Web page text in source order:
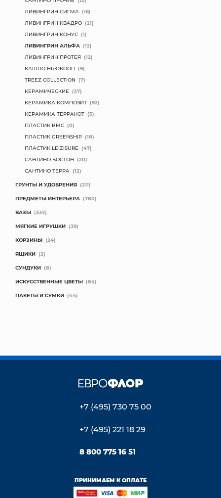
ЛИВИНГРИН СИГМА (16)
ЛИВИНГРИН КВАДРО (21)
ЛИВИНГРИН КОНУС (1)
ЛИВИНГРИН АЛЬФА (12)
ЛИВИНГРИН ПРОТЕЯ (12)
КАШПО НЬЮКООП (9)
TREEZ COLLECTION (7)
КЕРАМИЧЕСКИЕ (37)
КЕРАМИКА КОМПОЗИТ (92)
КЕРАМИКА ТЕРРАКОТ (3)
ПЛАСТИК BMC (0)
ПЛАСТИК GREENSHIP (18)
ПЛАСТИК LEIZISURE (47)
САНТИНО БОСТОН (20)
САНТИНО ТЕРРА (12)
ГРУНТЫ И УДОБРЕНИЯ (211)
ПРЕДМЕТЫ ИНТЕРЬЕРА (780)
ВАЗЫ (332)
МЯГКИЕ ИГРУШКИ (39)
КОРЗИНЫ (24)
ЯЩИКИ (2)
СУНДУКИ (8)
ИСКУССТВЕННЫЕ ЦВЕТЫ (84)
ПАКЕТЫ И СУМКИ (44)
+7 (495) 730 75 00
+7 (495) 221 18 29
8 800 775 16 51
ПРИНИМАЕМ К ОПЛАТЕ